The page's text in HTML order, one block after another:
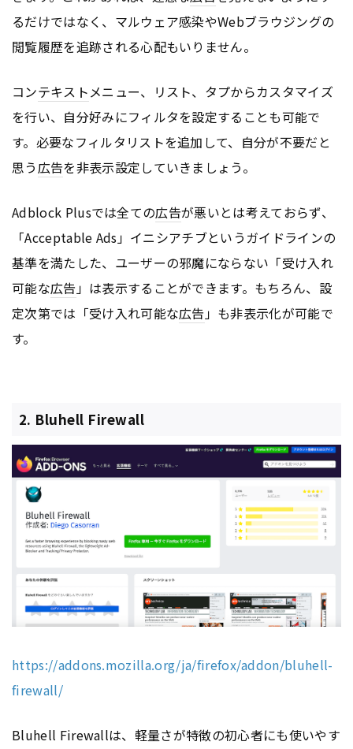
るだけではなく、マルウェア感染やWebブラウジングの
閲覧履歴を追跡される心配もいりません。
コンテキストメニュー、リスト、タプからカスタマイズ
を行い、自分好みにフィルタを設定することも可能で
す。必要なフィルタリストを追加して、自分が不要だと
思う広告を非表示設定していきましょう。
Adblock Plusでは全ての広告が悪いとは考えておらず、
「Acceptable Ads」イニシアチブというガイドラインの
基準を満たした、ユーザーの邪魔にならない「受け入れ
可能な広告」は表示することができます。もちろん、設
定次第では「受け入れ可能な広告」も非表示化が可能で
す。
2. Bluhell Firewall
https://addons.mozilla.org/ja/firefox/addon/bluhell-
firewall/
Bluhell Firewallは、軽量さが特徴の初心者にも使いやす